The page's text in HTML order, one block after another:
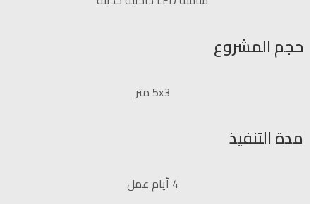
حجم المشروع
5x3 متر
مدة التنفيذ
4 أيام عمل